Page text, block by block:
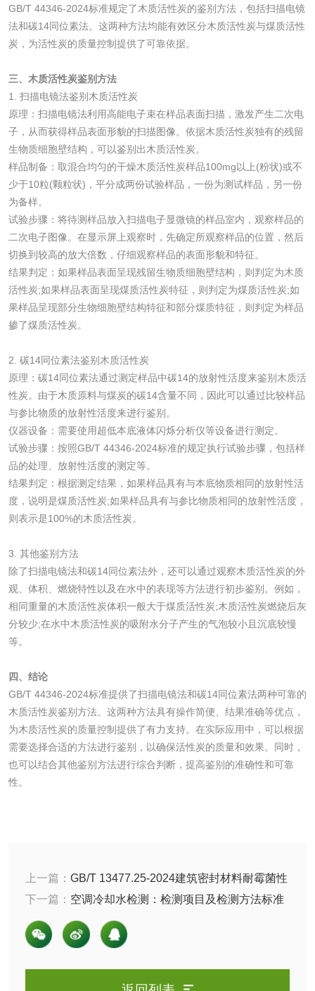
GB/T 44346-2024标准规定了木质活性炭的鉴别方法，包括扫描电镜
法和碳14同位素法。这两种方法均能有效区分木质活性炭与煤质活性
炭，为活性炭的质量控制提供了可靠依据。
三、木质活性炭鉴别方法
1. 扫描电镜法鉴别木质活性炭
原理：扫描电镜法利用高能电子束在样品表面扫描，激发产生二次电
子，从而获得样品表面形貌的扫描图像。依据木质活性炭独有的残留
生物质细胞壁结构，可以鉴别出木质活性炭。
样品制备：取混合均匀的干燥木质活性炭样品100mg以上(粉状)或不
少于10粒(颗粒状)，平分成两份试验样品，一份为测试样品，另一份
为备样。
试验步骤：将待测样品放入扫描电子显微镜的样品室内，观察样品的
二次电子图像。在显示屏上观察时，先确定所观察样品的位置，然后
切换到较高的放大倍数，仔细观察样品的表面形貌和特征。
结果判定：如果样品表面呈现残留生物质细胞壁结构，则判定为木质
活性炭;如果样品表面呈现煤质活性炭特征，则判定为煤质活性炭;如
果样品呈现部分生物细胞壁结构特征和部分煤质特征，则判定为样品
掺了煤质活性炭。
2. 碳14同位素法鉴别木质活性炭
原理：碳14同位素法通过测定样品中碳14的放射性活度来鉴别木质活
性炭。由于木质原料与煤炭的碳14含量不同，因此可以通过比较样品
与参比物质的放射性活度来进行鉴别。
仪器设备：需要使用超低本底液体闪烁分析仪等设备进行测定。
试验步骤：按照GB/T 44346-2024标准的规定执行试验步骤，包括样
品的处理、放射性活度的测定等。
结果判定：根据测定结果，如果样品具有与本底物质相同的放射性活
度，说明是煤质活性炭;如果样品具有与参比物质相同的放射性活度，
则表示是100%的木质活性炭。
3. 其他鉴别方法
除了扫描电镜法和碳14同位素法外，还可以通过观察木质活性炭的外
观、体积、燃烧特性以及在水中的表现等方法进行初步鉴别。例如，
相同重量的木质活性炭体积一般大于煤质活性炭;木质活性炭燃烧后灰
分较少;在水中木质活性炭的吸附水分子产生的气泡较小且沉底较慢
等。
四、结论
GB/T 44346-2024标准提供了扫描电镜法和碳14同位素法两种可靠的
木质活性炭鉴别方法。这两种方法具有操作简便、结果准确等优点，
为木质活性炭的质量控制提供了有力支持。在实际应用中，可以根据
需要选择合适的方法进行鉴别，以确保活性炭的质量和效果。同时，
也可以结合其他鉴别方法进行综合判断，提高鉴别的准确性和可靠
性。
上一篇： GB/T 13477.25-2024建筑密封材料耐霉菌性
测定
下一篇： 空调冷却水检测：检测项目及检测方法标准
花露水检测
洗手液检测
水处理药剂检测 聚丙烯酰胺检测
工业乳状氢氧化钙
检测
铝酸钙检测
三氯异氰尿酸检测 磷酸二氢铵检测
活性炭
活性炭检测 煤质颗粒活性炭检
脱硫脱硝活性炭检
测
电厂水处理活性炭
检测
农药肥料
有机肥检测 钾肥检测
磷酸肥料检测
化工助剂检测 涂料助剂检测
工业用氯化铵检测